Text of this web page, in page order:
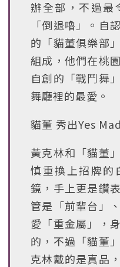
辦全部，不過最
「倒退嚕」。自
的「貓董俱樂部
組成，他們在桃
自創的「戰鬥舞
舞廳裡的最愛。
貓董 秀出Yes
黃克林和「貓董
慎重換上招牌的
鏡，手上更是鑽
管是「前輩台」
愛「重金屬」，
的，不過「貓董
克林戴的是真品